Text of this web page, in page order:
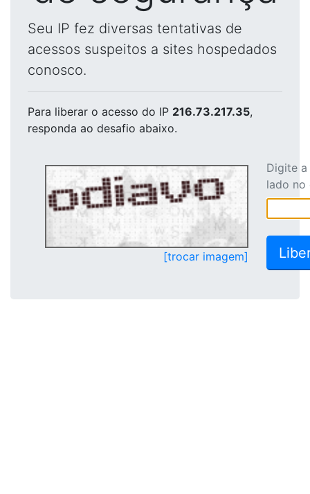
Seu IP fez diversas tentativas de
acessos suspeitos a sites hospedados
conosco.
Para liberar o acesso do IP 216.73.217.35,
responda ao desafio abaixo.
[trocar imagem]
Digite
lado no